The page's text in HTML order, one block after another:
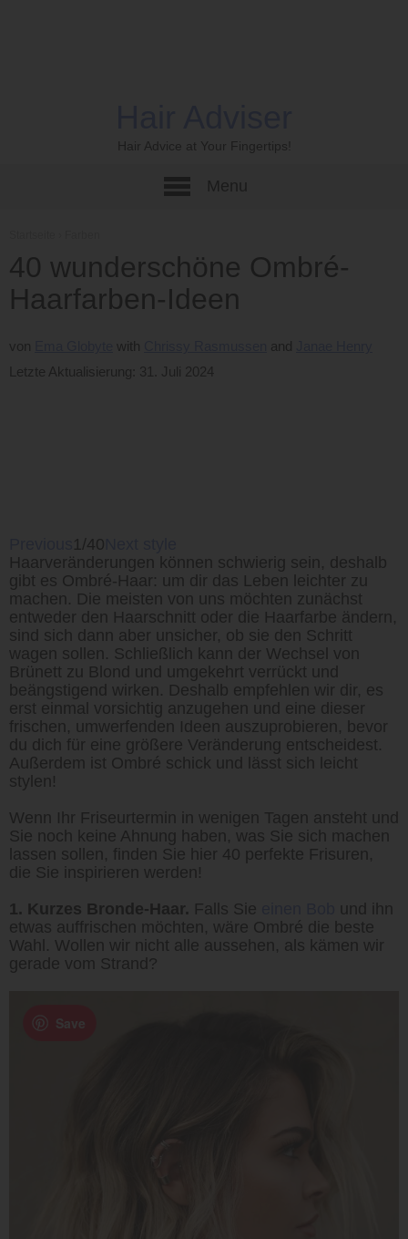
Hair Advice at Your Fingertips!
40 wunderschöne Ombré-
Haarfarben-Ideen
von
Letzte Aktualisierung: 31. Juli 2024
1/40
Haarveränderungen können schwierig sein, deshalb
gibt es Ombré-Haar: um dir das Leben leichter zu
machen. Die meisten von uns möchten zunächst
entweder den Haarschnitt oder die Haarfarbe ändern,
sind sich dann aber unsicher, ob sie den Schritt
wagen sollen. Schließlich kann der Wechsel von
Brünett zu Blond und umgekehrt verrückt und
beängstigend wirken. Deshalb empfehlen wir dir, es
erst einmal vorsichtig anzugehen und eine dieser
frischen, umwerfenden Ideen auszuprobieren, bevor
du dich für eine größere Veränderung entscheidest.
Außerdem ist Ombré schick und lässt sich leicht
stylen!
Wenn Ihr Friseurtermin in wenigen Tagen ansteht und
Sie noch keine Ahnung haben, was Sie sich machen
lassen sollen, finden Sie hier 40 perfekte Frisuren,
die Sie inspirieren werden!
1. Kurzes Bronde-Haar. Falls Sie
und ihn
etwas auffrischen möchten, wäre Ombré die beste
Wahl. Wollen wir nicht alle aussehen, als kämen wir
gerade vom Strand?
Save